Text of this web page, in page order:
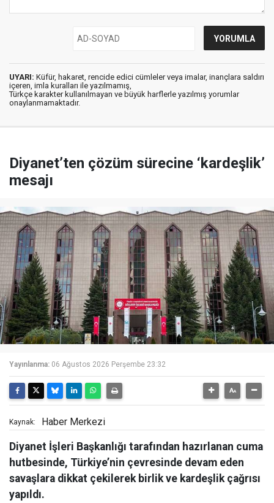
UYARI: Küfür, hakaret, rencide edici cümleler veya imalar, inançlara saldırı
içeren, imla kuralları ile yazılmamış,
Türkçe karakter kullanılmayan ve büyük harflerle yazılmış yorumlar
onaylanmamaktadır.
Diyanet’ten çözüm sürecine ‘kardeşlik’
mesajı
Yayınlanma: 06 Ağustos 2026 Perşembe 23:32
Kaynak: Haber Merkezi
Diyanet İşleri Başkanlığı tarafından hazırlanan cuma
hutbesinde, Türkiye’nin çevresinde devam eden
savaşlara dikkat çekilerek birlik ve kardeşlik çağrısı
yapıldı.